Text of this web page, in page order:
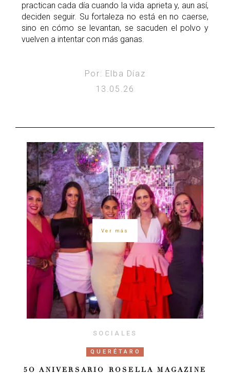
practican cada día cuando la vida aprieta y, aun así,
deciden seguir. Su fortaleza no está en no caerse,
sino en cómo se levantan, se sacuden el polvo y
vuelven a intentar con más ganas.
Por: Elba Díaz
13.05.26
Ver más
SOCIALES
QUERÉTARO
5O ANIVERSARIO ROSELLA MAGAZINE